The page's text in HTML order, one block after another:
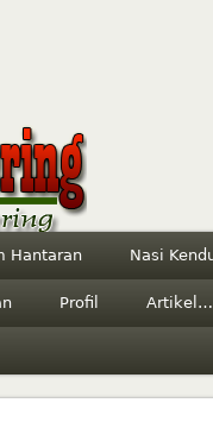
Hantaran Nasi
Profil Artikel…